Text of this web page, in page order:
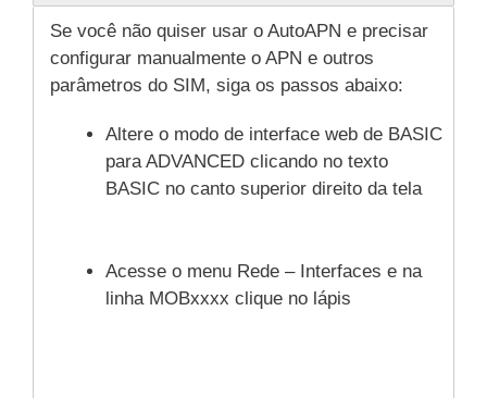
Se você não quiser usar o AutoAPN e precisar
configurar manualmente o APN e outros
parâmetros do SIM, siga os passos abaixo:
Altere o modo de interface web de BASIC
para ADVANCED clicando no texto
BASIC no canto superior direito da tela
Acesse o menu Rede – Interfaces e na
linha MOBxxxx clique no lápis